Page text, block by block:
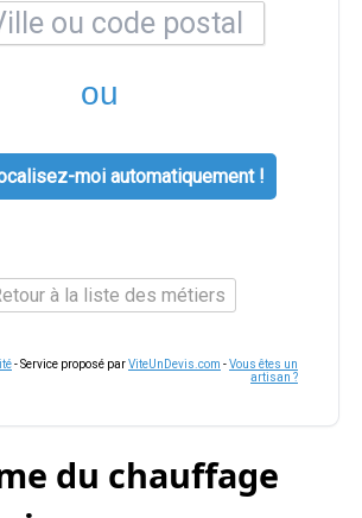
ou
moi automatiquement !
à la liste des métiers
- Service proposé parViteUnDevis.com -Vous êtes un
artisan ?
du chauffage